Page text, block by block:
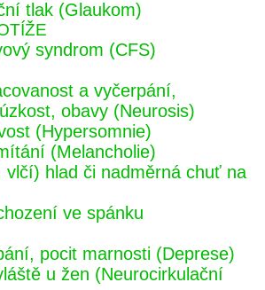
tlak (Glaukom)
syndrom (CFS)
a vyčerpání,
obavy (Neurosis)
(Hypersomnie)
(Melancholie)
vlčí) hlad či nadměrná chuť na
ve spánku
pocit marnosti (Deprese)
u žen (Neurocirkulační